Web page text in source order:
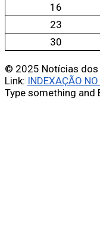
16
23
30
© 2025 Notícias
Link: INDEXAÇÃO
Type something and